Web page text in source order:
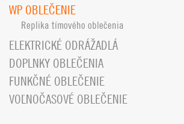
WP OBLEČENIE
Replika tímového oblečenia
ELEKTRICKÉ ODRÁŽADLÁ
DOPLNKY OBLEČENIA
FUNKČNÉ OBLEČENIE
VOĽNOČASOVÉ OBLEČENIE